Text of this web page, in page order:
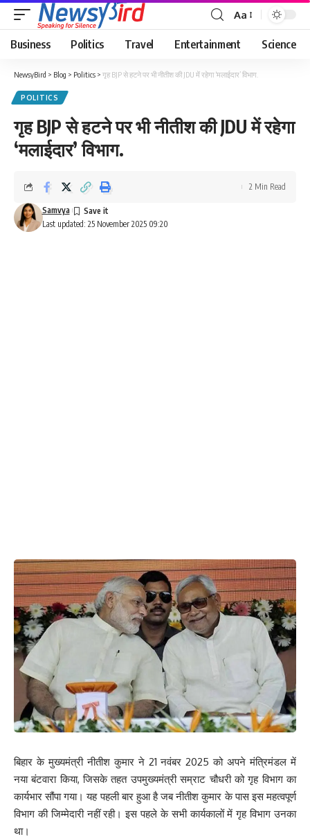
Aa
Business Politics Travel Entertainment Science
NewsyBird > Blog > Politics > गृह BJP से हटने पर भी नीतीश की JDU में रहेगा ‘मलाईदार’ विभाग.
POLITICS
गृह BJP से हटने पर भी नीतीश की JDU में रहेगा
‘मलाईदार’ विभाग.
Last updated: 25 November 2025 09:20
Samvya
2 Min Read
बिहार के मुख्यमंत्री नीतीश कुमार ने 21 नवंबर 2025 को अपने मंत्रिमंडल में
नया बंटवारा किया, जिसके तहत उपमुख्यमंत्री सम्राट चौधरी को गृह विभाग का
कार्यभार सौंपा गया। यह पहली बार हुआ है जब नीतीश कुमार के पास इस महत्वपूर्ण
विभाग की जिम्मेदारी नहीं रही। इस पहले के सभी कार्यकालों में गृह विभाग उनका
था।